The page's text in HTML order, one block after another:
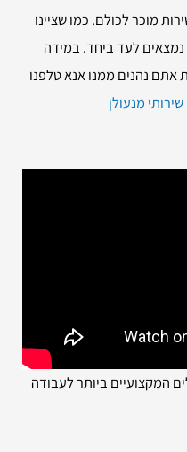
מוכר לכולם. כמו שציינו
נמצאים לעד ביחד. במידה
אתם נהנים ממנו אנא טלפנו
שירותי מנעולן
המקצועיים ביותר לעבודה